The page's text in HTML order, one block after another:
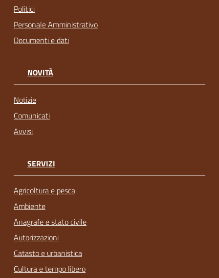
Politici
Personale Amministrativo
Documenti e dati
NOVITÀ
Notizie
Comunicati
Avvisi
SERVIZI
Agricoltura e pesca
Ambiente
Anagrafe e stato civile
Autorizzazioni
Catasto e urbanistica
Cultura e tempo libero